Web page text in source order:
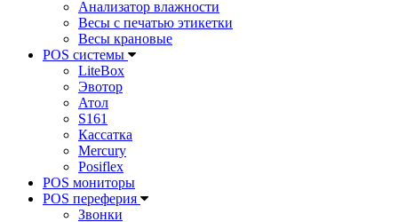
Анализатор влажности
Весы с печатью этикетки
Весы крановые
POS системы
LiteBox
Эвотор
Атол
S161
Кассатка
Mercury
Posiflex
POS мониторы
POS переферия
Звонки